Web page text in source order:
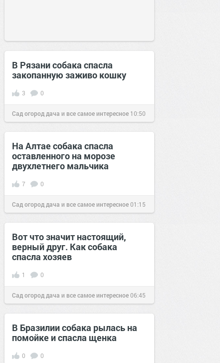
В Рязани собака спасла
закопанную заживо кошку
3 0
Сад огород дача и все самое интересное 10:50
02 окт 2016
На Алтае собака спасла
оставленного на морозе
двухлетнего мальчика
7 0
Сад огород дача и все самое интересное01:15
16 фев 2017
Вот что значит настоящий,
верный друг. Как собака
спасла хозяев
1 0
Сад огород дача и все самое интересное06:45
19 дек 2016
В Бразилии собака рылась на
помойке и спасла щенка
0 0